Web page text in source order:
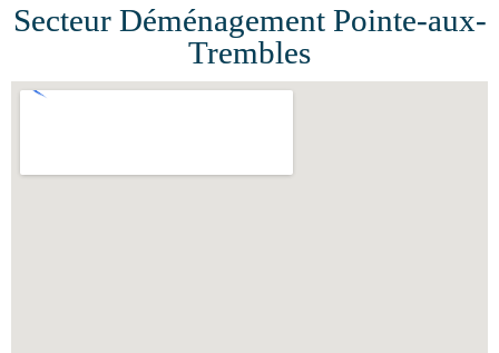
Secteur Déménagement Pointe-aux-
Trembles